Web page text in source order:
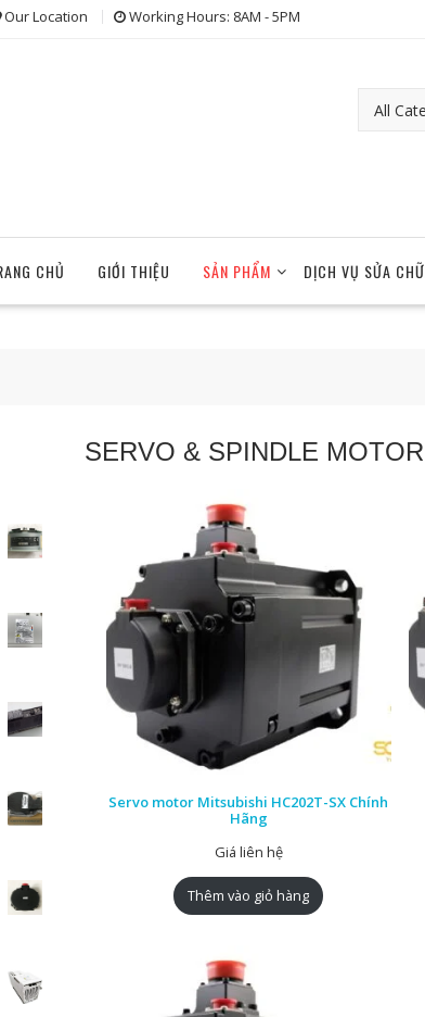
Our Location Working Hours: 8AM - 5PM
CHỦ GIỚI THIỆU SẢN PHẨM DỊCH VỤ SỬA
SERVO & SPINDLE MOTOR
Servo motor Mitsubishi HC202T-SX Chính
Hãng
Giá liên hệ
Thêm vào giỏ hàng